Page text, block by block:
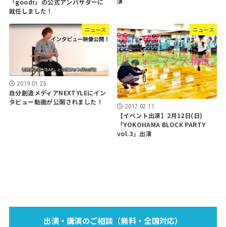
「goodr」の公式アンバサダーに
就任しました！
ニュース
2019.01.25
自分創造メディアNEXTYLEにイン
タビュー動画が公開されました！
ニュース
2017.02.11
【イベント出演】2月12日(日)
「YOKOHAMA BLOCK PARTY
vol.3」出演
出演・講演のご相談（無料・全国対応）
FOOTBAG？
BLOG SPONSOR SHOP CONTACT